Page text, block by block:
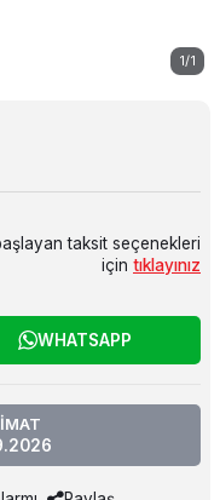
1/1
taksit seçenekleri
için tıklayınız
WHATSAPP